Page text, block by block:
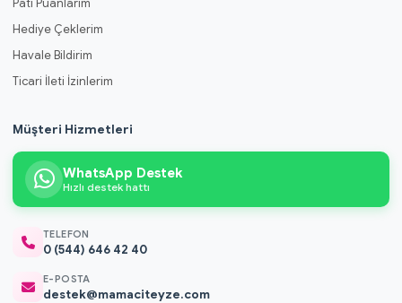
Pati Puanlarım
Hediye Çeklerim
Havale Bildirim
Ticari İleti İzinlerim
Müşteri Hizmetleri
WhatsApp Destek
Hızlı destek hattı
TELEFON
0 (544) 646 42 40
E-POSTA
destek@mamaciteyze.com